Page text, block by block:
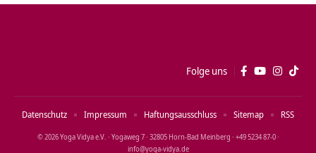
Folge uns
© 2026 Yoga Vidya e.V. · Yogaweg 7 · 32805 Horn‑Bad Meinberg · +49 5234 87‑0 ·
info@yoga‑vidya.de
Datenschutz Impressum Haftungsausschluss Sitemap RSS